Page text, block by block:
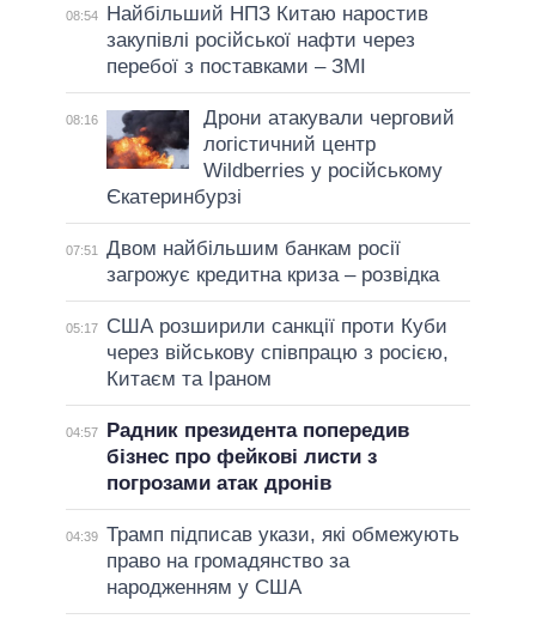
08:54
Найбільший НПЗ Китаю наростив
закупівлі російської нафти через
перебої з поставками – ЗМІ
08:16
Дрони атакували черговий
логістичний центр
Wildberries у російському
Єкатеринбурзі
07:51
Двом найбільшим банкам росії
загрожує кредитна криза – розвідка
05:17
США розширили санкції проти Куби
через військову співпрацю з росією,
Китаєм та Іраном
04:57
Радник президента попередив
бізнес про фейкові листи з
погрозами атак дронів
04:39 Трамп підписав укази, які обмежують
право на громадянство за
народженням у США